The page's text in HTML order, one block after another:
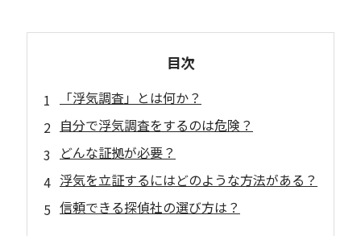
目次
「浮気調査」とは何か？
自分で浮気調査をするのは危険？
どんな証拠が必要？
浮気を立証するにはどのような方法がある？
信頼できる探偵社の選び方は？